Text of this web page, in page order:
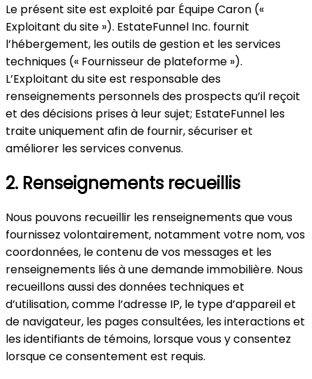
Le présent site est exploité par Équipe Caron («
Exploitant du site »). EstateFunnel Inc. fournit
l’hébergement, les outils de gestion et les services
techniques (« Fournisseur de plateforme »).
L’Exploitant du site est responsable des
renseignements personnels des prospects qu’il reçoit
et des décisions prises à leur sujet; EstateFunnel les
traite uniquement afin de fournir, sécuriser et
améliorer les services convenus.
2. Renseignements recueillis
Nous pouvons recueillir les renseignements que vous
fournissez volontairement, notamment votre nom, vos
coordonnées, le contenu de vos messages et les
renseignements liés à une demande immobilière. Nous
recueillons aussi des données techniques et
d’utilisation, comme l’adresse IP, le type d’appareil et
de navigateur, les pages consultées, les interactions et
les identifiants de témoins, lorsque vous y consentez
lorsque ce consentement est requis.